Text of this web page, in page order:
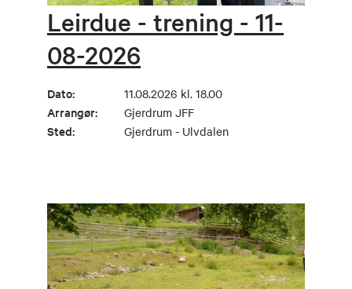
Leirdue - trening - 11-
08-2026
Dato: 11.08.2026 kl. 18.00
Arrangør: Gjerdrum JFF
Sted: Gjerdrum - Ulvdalen